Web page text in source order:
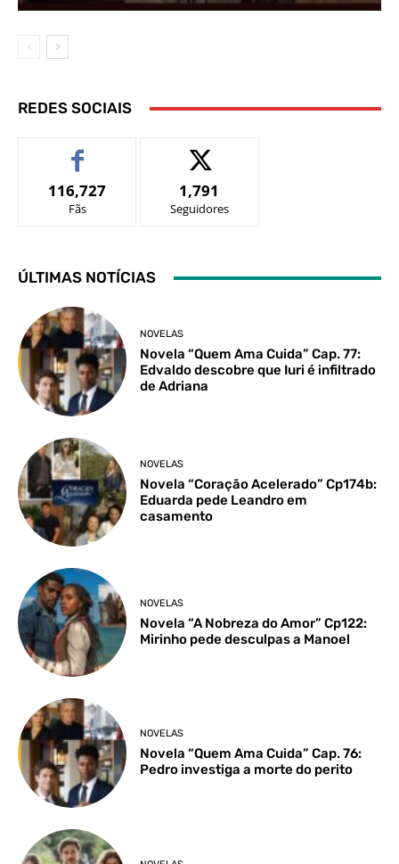
REDES SOCIAIS
116,727
Fãs
1,791
Seguidores
ÚLTIMAS NOTÍCIAS
NOVELAS
Novela “Quem Ama Cuida” Cap. 77:
Edvaldo descobre que Iuri é infiltrado
de Adriana
NOVELAS
Novela “Coração Acelerado” Cp174b:
Eduarda pede Leandro em
casamento
NOVELAS
Novela “A Nobreza do Amor” Cp122:
Mirinho pede desculpas a Manoel
NOVELAS
Novela “Quem Ama Cuida” Cap. 76:
Pedro investiga a morte do perito